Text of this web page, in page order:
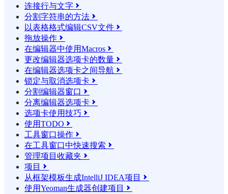
连接行与文字 
分割字符串的方法 
以表格格式编辑CSV文件 
拖放操作 
在编辑器中使用Macros 
更改编辑器选项卡的数量 
在编辑器选项卡之间导航 
锁定与取消选项卡 
分割编辑器窗口 
分离编辑器选项卡 
选项卡使用技巧 
使用TODO 
工具窗口操作 
在工具窗口中快速搜索 
管理项目收藏夹 
项目 
从框架模板生成IntelliJ IDEA项目 
使用Yeoman生成器创建项目 